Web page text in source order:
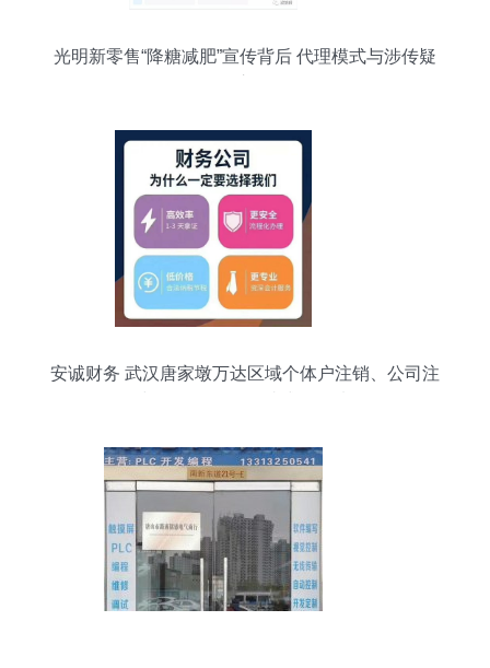
光明新零售“降糖减肥”宣传背后 代理模式与涉传疑
安诚财务 武汉唐家墩万达区域个体户注销、公司注